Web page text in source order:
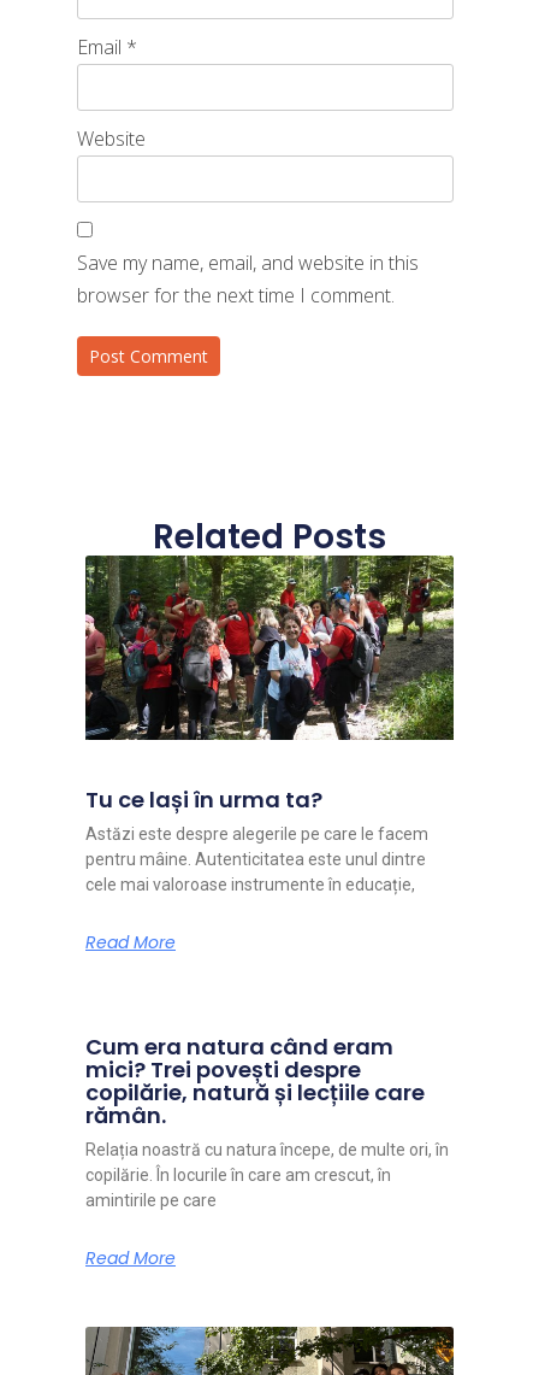
Email *
Website
Save my name, email, and website in this
browser for the next time I comment.
Related Posts
Tu ce lași în urma ta?
Astăzi este despre alegerile pe care le facem
pentru mâine. Autenticitatea este unul dintre
cele mai valoroase instrumente în educație,
Read More
Cum era natura când eram
mici? Trei povești despre
copilărie, natură și lecțiile care
rămân.
Relația noastră cu natura începe, de multe ori, în
copilărie. În locurile în care am crescut, în
amintirile pe care
Read More